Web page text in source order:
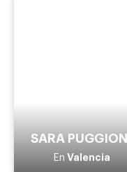
SARA PUGGIONI
En Valencia